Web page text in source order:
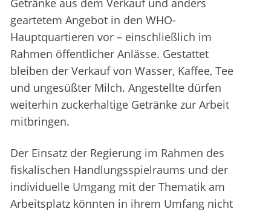
Getränke aus dem Verkauf und anders
geartetem Angebot in den WHO-
Hauptquartieren vor – einschließlich im
Rahmen öffentlicher Anlässe. Gestattet
bleiben der Verkauf von Wasser, Kaffee, Tee
und ungesüßter Milch. Angestellte dürfen
weiterhin zuckerhaltige Getränke zur Arbeit
mitbringen.
Der Einsatz der Regierung im Rahmen des
fiskalischen Handlungsspielraums und der
individuelle Umgang mit der Thematik am
Arbeitsplatz könnten in ihrem Umfang nicht